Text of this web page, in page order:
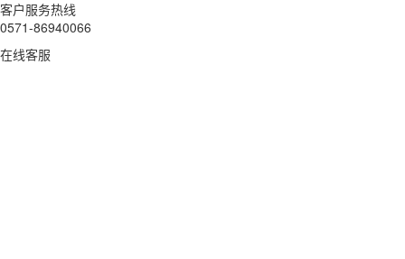
客户服务热线
0571-86940066
在线客服